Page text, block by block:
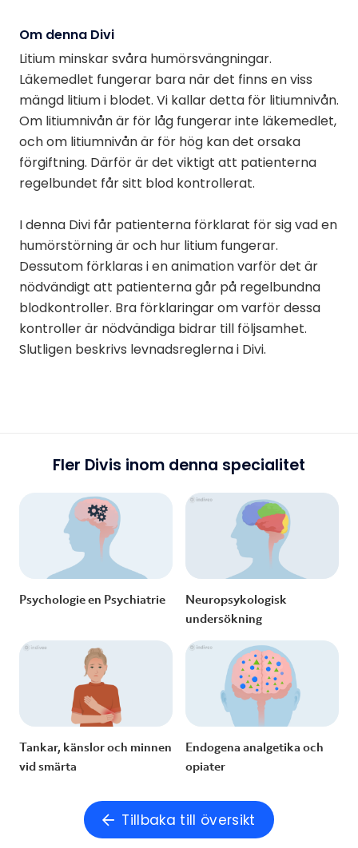
Om denna Divi
Litium minskar svåra humörsvängningar.
Läkemedlet fungerar bara när det finns en viss
mängd litium i blodet. Vi kallar detta för litiumnivån.
Om litiumnivån är för låg fungerar inte läkemedlet,
och om litiumnivån är för hög kan det orsaka
förgiftning. Därför är det viktigt att patienterna
regelbundet får sitt blod kontrollerat.
I denna Divi får patienterna förklarat för sig vad en
humörstörning är och hur litium fungerar.
Dessutom förklaras i en animation varför det är
nödvändigt att patienterna går på regelbundna
blodkontroller. Bra förklaringar om varför dessa
kontroller är nödvändiga bidrar till följsamhet.
Slutligen beskrivs levnadsreglerna i Divi.
Fler Divis inom denna specialitet
Psychologie en Psychiatrie
Neuropsykologisk
undersökning
Tankar, känslor och minnen
vid smärta
Endogena analgetika och
opiater
Tillbaka till översikt